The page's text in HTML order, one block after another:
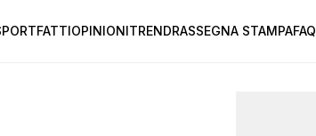
FATTIOPINIONITRENDRASSEGNA STAMPAFAQ